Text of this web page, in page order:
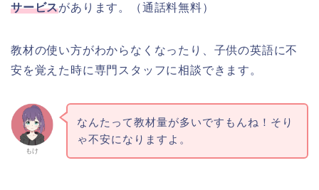
サービスがあります。（通話料無料）
教材の使い方がわからなくなったり、子供の英語に不
安を覚えた時に専門スタッフに相談できます。
もけ
なんたって教材量が多いですもんね！そり
ゃ不安になりますよ。